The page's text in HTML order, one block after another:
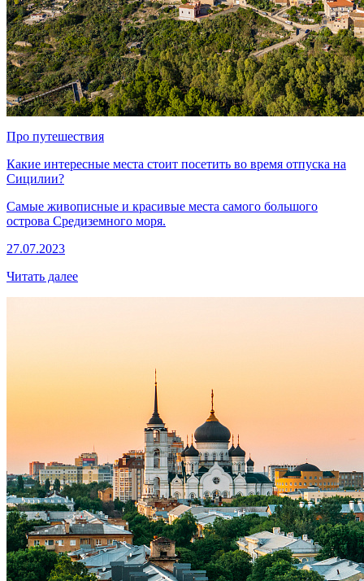
Про путешествия
Какие интересные места стоит посетить во время отпуска на
Сицилии?
Самые живописные и красивые места самого большого
острова Средиземного моря.
27.07.2023
Читать далее